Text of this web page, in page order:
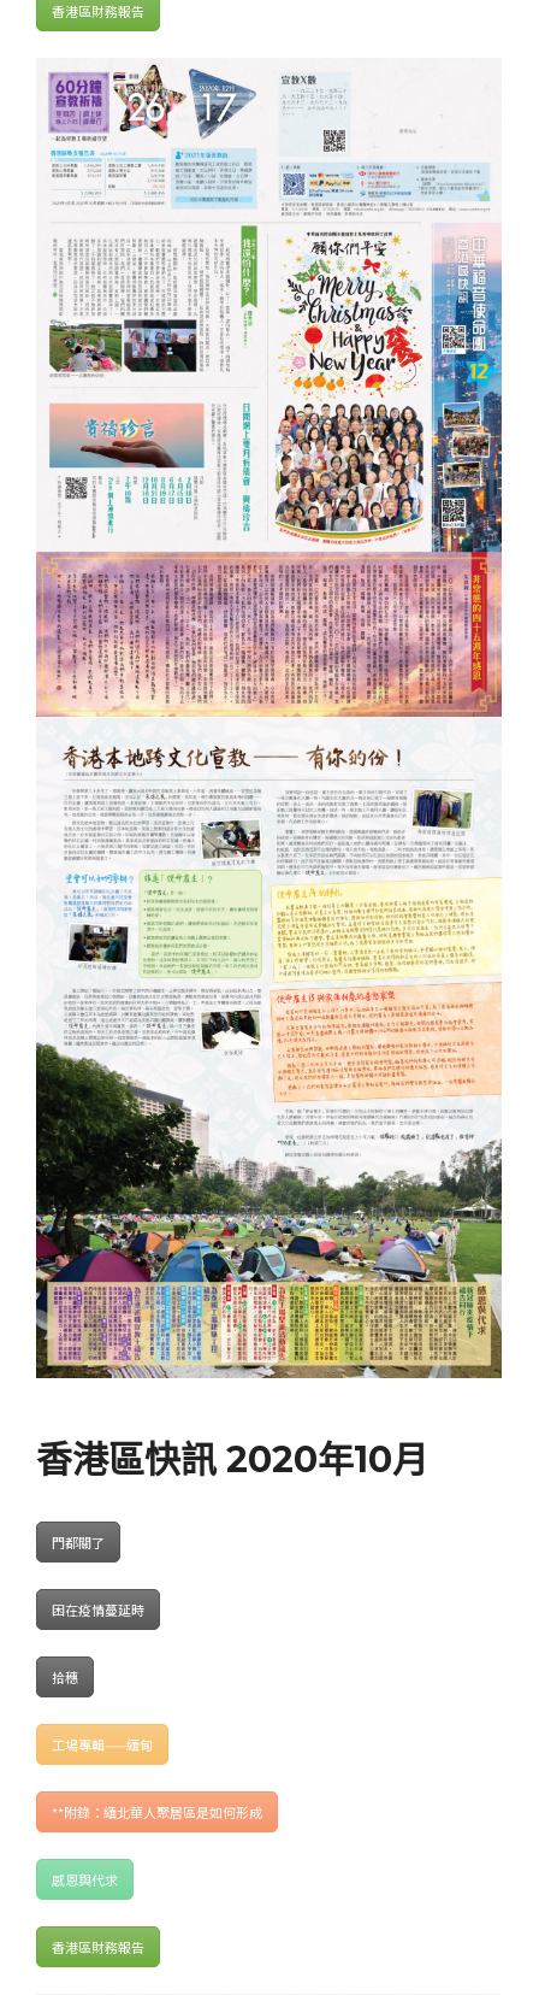
香港區財務報告
香港區快訊 2020年10月
門都關了
困在疫情蔓延時
拾穗
工場專輯——緬甸
**附錄：緬北華人聚居區是如何形成
感恩與代求
香港區財務報告